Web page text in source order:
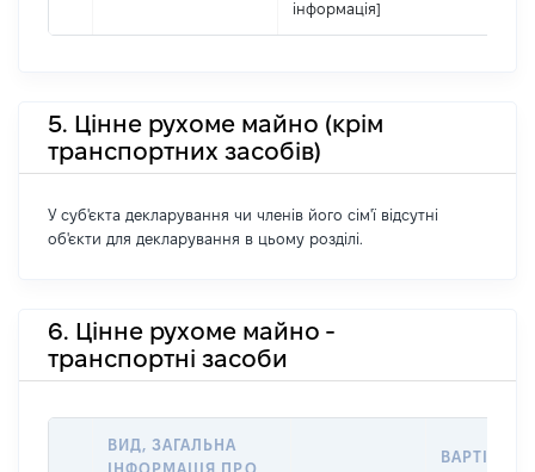
інформація]
5. Цінне рухоме майно (крім
транспортних засобів)
У суб'єкта декларування чи членів його сім'ї відсутні
об'єкти для декларування в цьому розділі.
6. Цінне рухоме майно -
транспортні засоби
ВИД, ЗАГАЛЬНА
ІНФОРМАЦІЯ ПРО
ВАРТІСТЬ